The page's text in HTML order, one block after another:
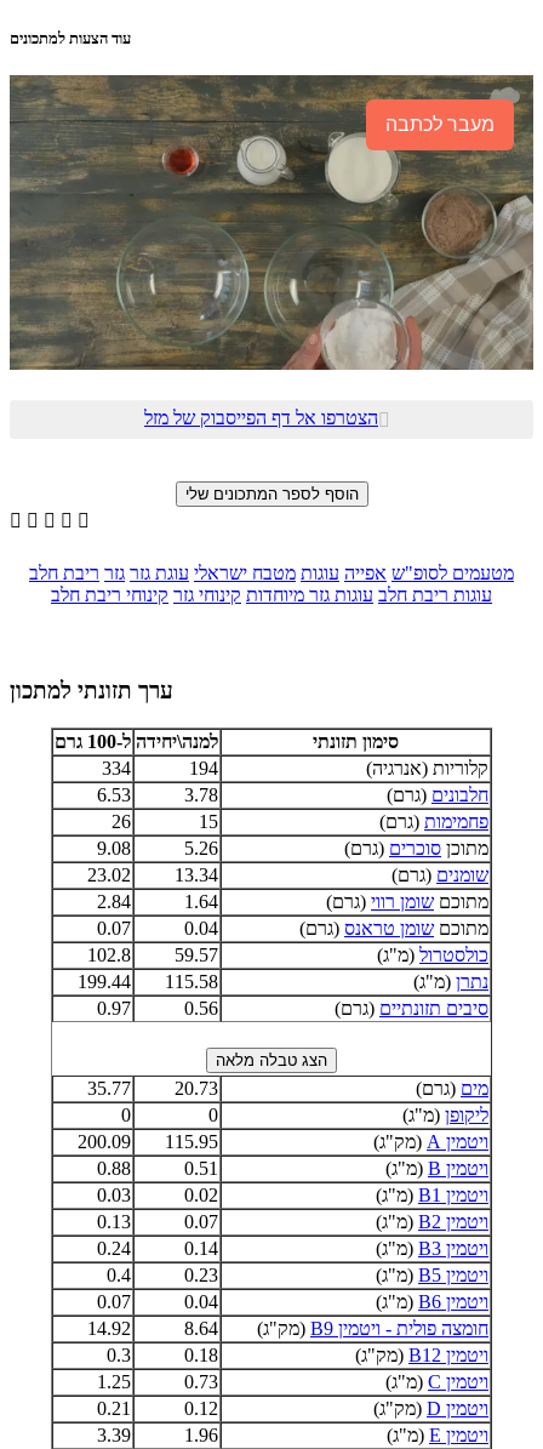
עוד הצעות למתכונים
מעבר לכתבה
הצטרפו אל דף הפייסבוק של מזל
    
מטעמים לסופ"ש אפייה עוגות מטבח ישראלי עוגת גזר גזר ריבת חלב
עוגות ריבת חלב עוגות גזר מיוחדות קינוחי גזר קינוחי ריבת חלב
ערך תזונתי למתכון
סימון תזונתי למנה\יחידה ל-100 גרם
קלוריות (אנרגיה)
194
334
חלבונים (גרם) 3.78
6.53
פחמימות (גרם) 15
26
מתוכן סוכרים (גרם) 5.26
9.08
שומנים (גרם) 13.34
23.02
מתוכם שומן רווי (גרם) 1.64
2.84
מתוכם שומן טראנס (גרם) 0.04
0.07
כולסטרול (מ"ג) 59.57
102.8
נתרן (מ"ג) 115.58
199.44
סיבים תזונתיים (גרם) 0.56
0.97
מים (גרם) 20.73
35.77
ליקופן (מ"ג) 0
0
ויטמין A
(מק"ג) 115.95
200.09
ויטמין B
(מ"ג) 0.51
0.88
ויטמין B1
(מ"ג) 0.02
0.03
ויטמין B2
(מ"ג) 0.07
0.13
ויטמין B3
(מ"ג) 0.14
0.24
ויטמין B5
(מ"ג) 0.23
0.4
ויטמין B6
(מ"ג) 0.04
0.07
חומצה פולית - ויטמין B9
(מק"ג) 8.64
14.92
ויטמין B12
(מק"ג) 0.18
0.3
ויטמין C
(מ"ג) 0.73
1.25
ויטמין D
(מק"ג) 0.12
0.21
ויטמין E
(מ"ג) 1.96
3.39